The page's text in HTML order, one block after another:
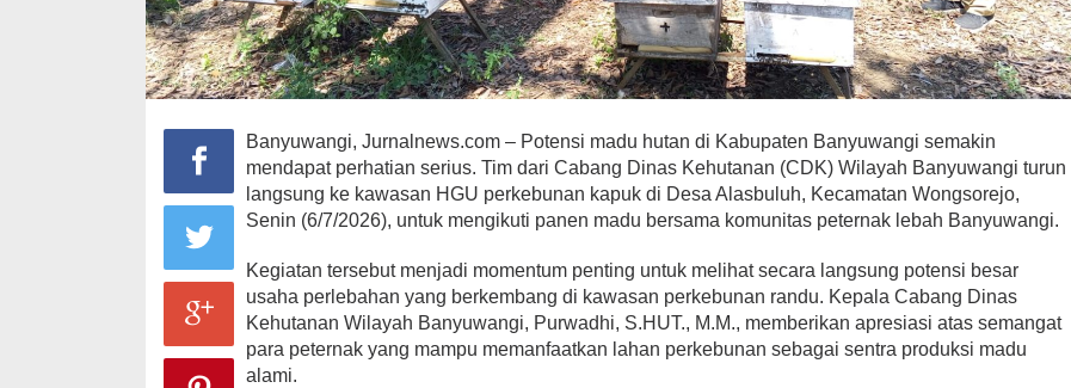
Banyuwangi, Jurnalnews.com – Potensi madu hutan di Kabupaten Banyuwangi semakin
mendapat perhatian serius. Tim dari Cabang Dinas Kehutanan (CDK) Wilayah Banyuwangi turun
langsung ke kawasan HGU perkebunan kapuk di Desa Alasbuluh, Kecamatan Wongsorejo,
Senin (6/7/2026), untuk mengikuti panen madu bersama komunitas peternak lebah Banyuwangi.
Kegiatan tersebut menjadi momentum penting untuk melihat secara langsung potensi besar
usaha perlebahan yang berkembang di kawasan perkebunan randu. Kepala Cabang Dinas
Kehutanan Wilayah Banyuwangi, Purwadhi, S.HUT., M.M., memberikan apresiasi atas semangat
para peternak yang mampu memanfaatkan lahan perkebunan sebagai sentra produksi madu
alami.